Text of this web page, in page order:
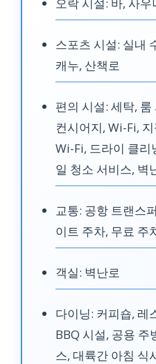
스포츠 시설: 실내
캐누, 산책로
편의 시설: 세탁,
컨시어지, Wi-Fi,
Wi-Fi, 드라이 클리
일 청소 서비스, 벽
교통: 공항 트랜스
이트 주차, 무료 주
객실: 벽난로
다이닝: 커피숍, 레
BBQ 시설, 공용 주
스, 대륙간 아침 식